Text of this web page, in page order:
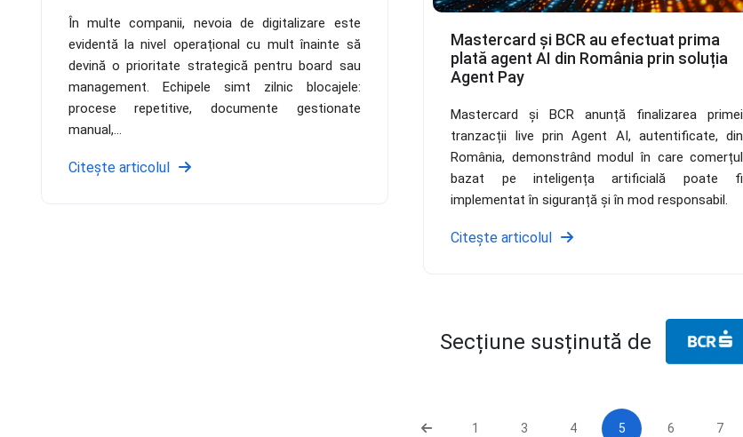
În multe companii, nevoia de digitalizare este
evidentă la nivel operațional cu mult înainte să
devină o prioritate strategică pentru board sau
management. Echipele simt zilnic blocajele:
procese repetitive, documente gestionate
manual,...
Citește articolul
Mastercard și BCR au efectuat prima
plată agent AI din România prin soluția
Agent Pay
Mastercard și BCR anunță finalizarea primei
tranzacții live prin Agent AI, autentificate, din
România, demonstrând modul în care comerțul
bazat pe inteligența artificială poate fi
implementat în siguranță și în mod responsabil.
Citește articolul
Secțiune susținută de
1 3 4 5 6 7